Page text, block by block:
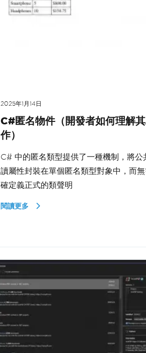
2025年1月14日
C#匿名物件（開發者如何理解
作）
C# 中的匿名類型提供了一種機制，將公
讀屬性封裝在單個匿名類型對象中，而無
確定義正式的類聲明
閱讀更多